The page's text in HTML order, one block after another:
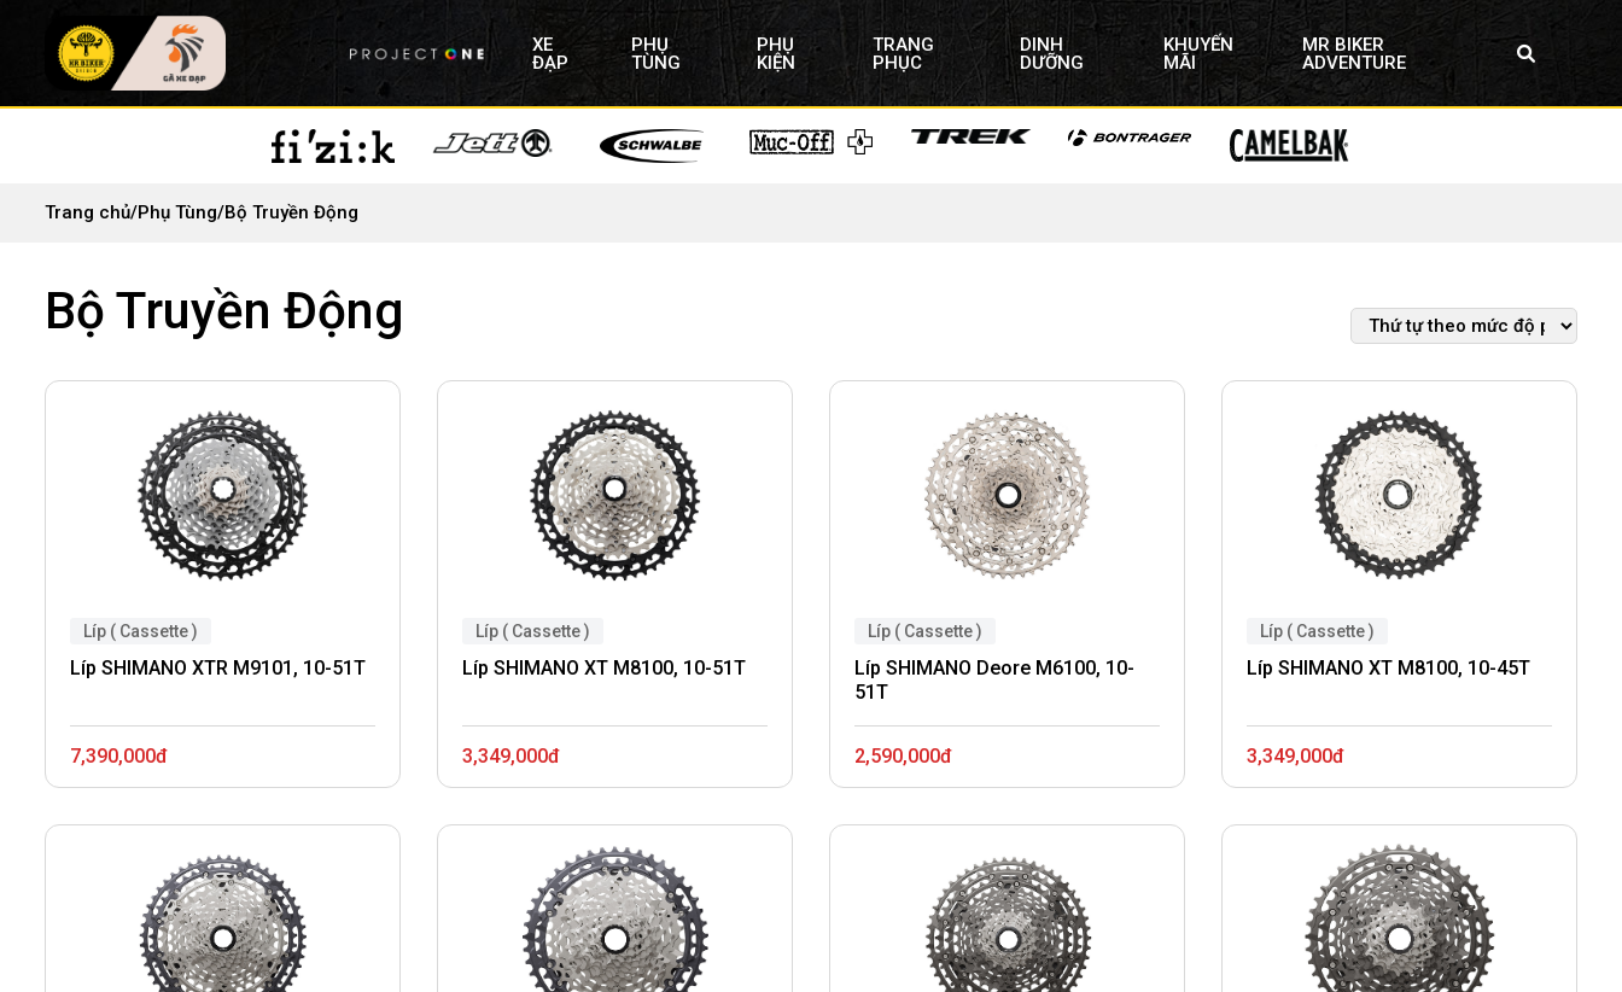
XE
ĐẠP
PHỤ
TÙNG
PHỤ
KIỆN
TRANG
PHỤC
DINH
DƯỠNG
KHUYẾN
MÃI
MR BIKER
ADVENTURE
Trang chủ/Phụ Tùng/Bộ Truyền Động
Bộ Truyền Động
Líp ( Cassette )
Líp SHIMANO XTR M9101, 10-51T
7,390,000đ
Líp ( Cassette )
Líp SHIMANO XT M8100, 10-51T
3,349,000đ
Líp ( Cassette )
Líp SHIMANO Deore M6100, 10-
51T
2,590,000đ
Líp ( Cassette )
Líp SHIMANO XT M8100, 10-45T
3,349,000đ